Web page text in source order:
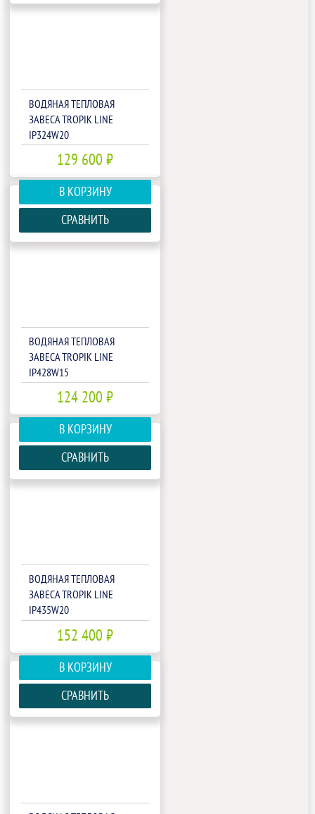
ВОДЯНАЯ ТЕПЛОВАЯ
ЗАВЕСА TROPIK LINE
IP324W20
129 600 ₽
В КОРЗИНУ
СРАВНИТЬ
ВОДЯНАЯ ТЕПЛОВАЯ
ЗАВЕСА TROPIK LINE
IP428W15
124 200 ₽
В КОРЗИНУ
СРАВНИТЬ
ВОДЯНАЯ ТЕПЛОВАЯ
ЗАВЕСА TROPIK LINE
IP435W20
152 400 ₽
В КОРЗИНУ
СРАВНИТЬ